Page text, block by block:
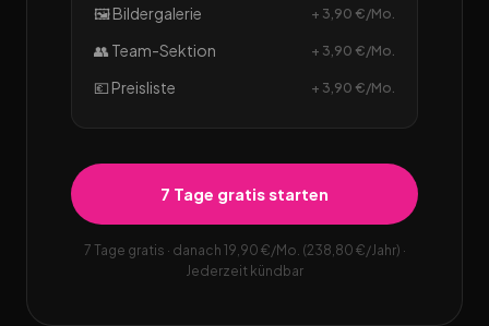
🖼️ Bildergalerie + 3,90 €/Mo.
👥 Team-Sektion + 3,90 €/Mo.
💶 Preisliste + 3,90 €/Mo.
7 Tage gratis starten
7 Tage gratis · danach 19,90 €/Mo. (238,80 €/Jahr) ·
Jederzeit kündbar